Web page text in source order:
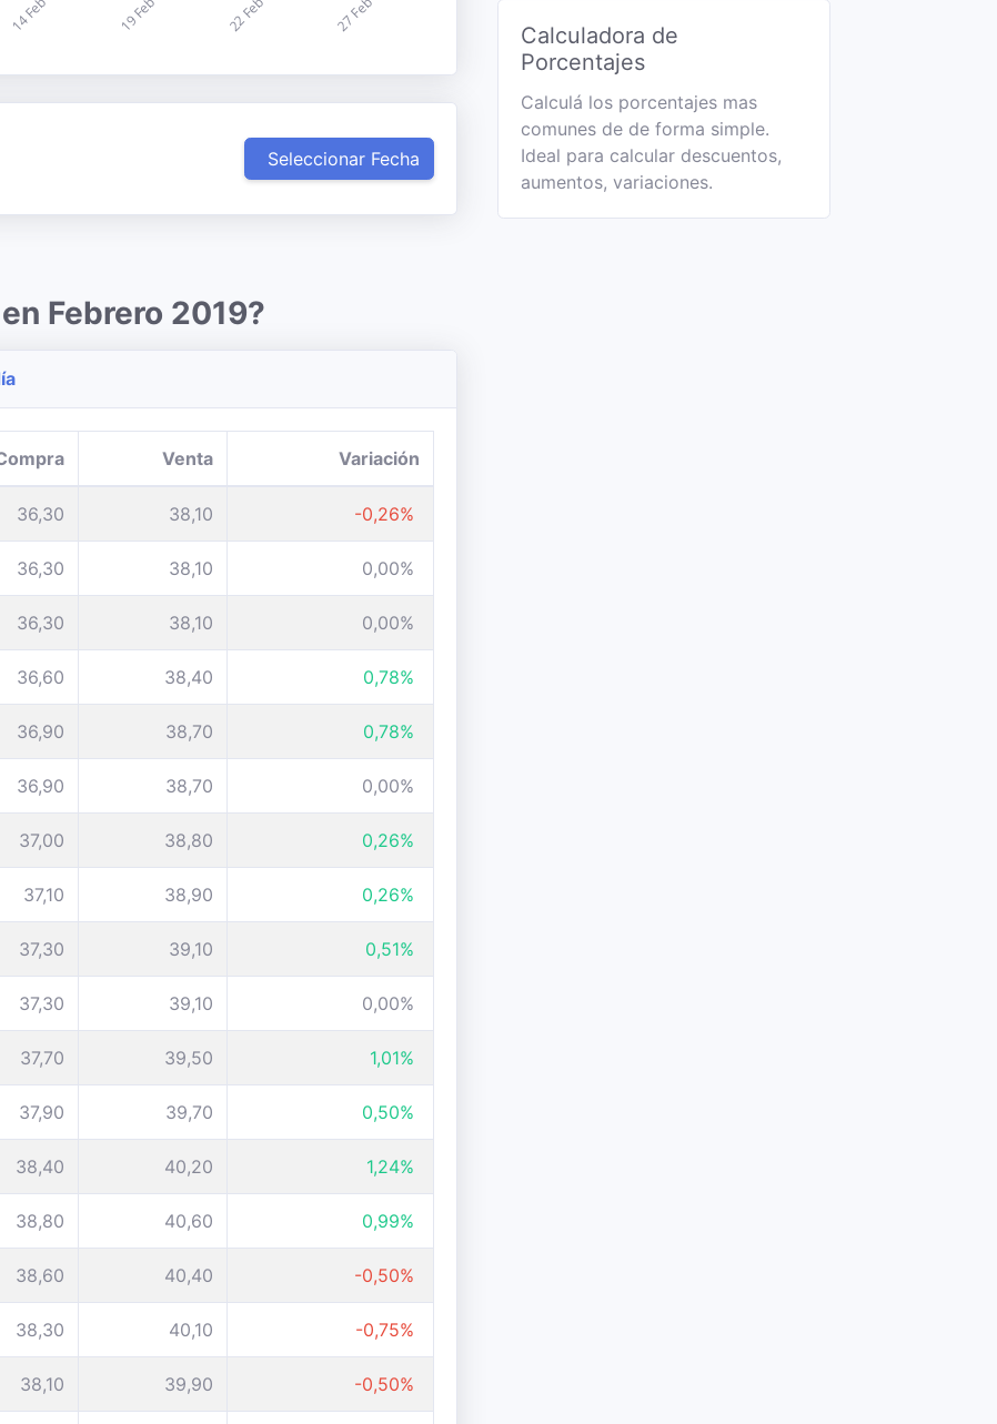
Seleccionar Fecha
Febrero 2019?
Venta Variación
36,30 38,10 -0,26%
36,30 38,10 0,00%
36,30 38,10 0,00%
36,60 38,40 0,78%
36,90 38,70 0,78%
36,90 38,70 0,00%
37,00 38,80 0,26%
37,10 38,90 0,26%
37,30 39,10 0,51%
37,30 39,10 0,00%
37,70 39,50 1,01%
37,90 39,70 0,50%
38,40 40,20 1,24%
38,80 40,60 0,99%
38,60 40,40 -0,50%
38,30 40,10 -0,75%
38,10 39,90 -0,50%
Calculadora de
Porcentajes
Calculá los porcentajes mas
comunes de de forma simple.
Ideal para calcular descuentos,
aumentos, variaciones.